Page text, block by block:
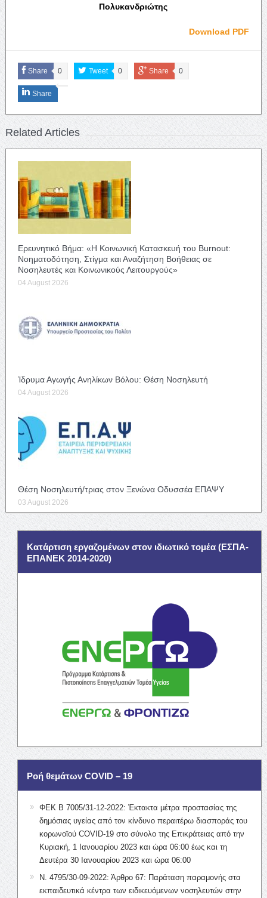
Πολυκανδριώτης
Download PDF
Share 0 Tweet 0 Share 0
Share
Related Articles
Ερευνητικό Βήμα: «Η Κοινωνική Κατασκευή του Burnout:
Νοηματοδότηση, Στίγμα και Αναζήτηση Βοήθειας σε
Νοσηλευτές και Κοινωνικούς Λειτουργούς»
04 August 2026
Ίδρυμα Αγωγής Ανηλίκων Βόλου: Θέση Νοσηλευτή
04 August 2026
Θέση Νοσηλευτή/τριας στον Ξενώνα Οδυσσέα ΕΠΑΨΥ
03 August 2026
Κατάρτιση εργαζομένων στον ιδιωτικό τομέα (ΕΣΠΑ-
ΕΠΑΝΕΚ 2014-2020)
Ροή θεμάτων COVID – 19
ΦΕΚ Β 7005/31-12-2022: Έκτακτα μέτρα προστασίας της
δημόσιας υγείας από τον κίνδυνο περαιτέρω διασποράς του
κορωνοϊού COVID-19 στο σύνολο της Επικράτειας από την
Κυριακή, 1 Ιανουαρίου 2023 και ώρα 06:00 έως και τη
Δευτέρα 30 Ιανουαρίου 2023 και ώρα 06:00
Ν. 4795/30-09-2022: Άρθρο 67: Παράταση παραμονής στα
εκπαιδευτικά κέντρα των ειδικευόμενων νοσηλευτών στην